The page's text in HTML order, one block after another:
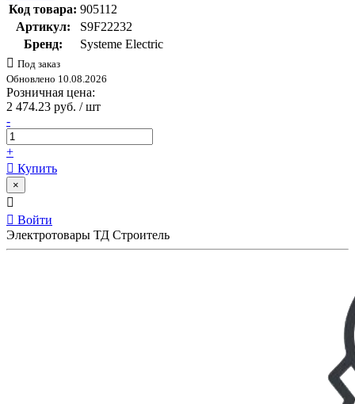
Код товара: 905112
Артикул:
S9F22232
Бренд:
Systeme Electric
Под заказ
Обновлено 10.08.2026
Розничная цена:
2 474.23 руб. / шт
-
+
Купить
×
Войти
Электротовары ТД Строитель